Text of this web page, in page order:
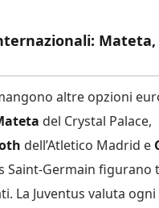
Mateta,
altre opzioni
del Crystal Palace,
dell’Atletico Madrid e
Saint-Germain figurano
La Juventus valuta ogni